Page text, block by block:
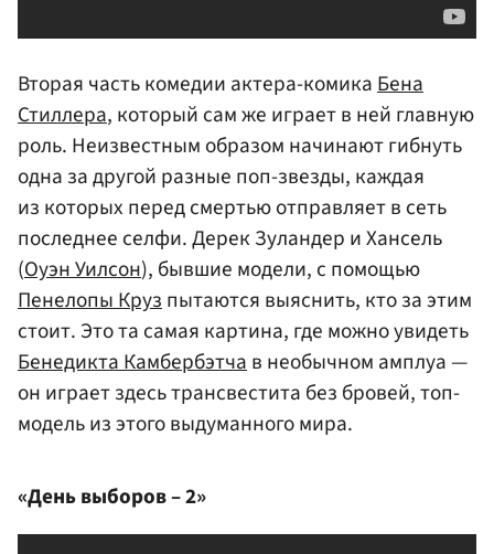
Вторая часть комедии актера-комикаБена
Стиллера, который сам же играет в ней главную
роль. Неизвестным образом начинают гибнуть
одна за другой разные поп-звезды, каждая
из которых перед смертью отправляет в сеть
последнее селфи. Дерек Зуландер и Хансель
(Оуэн Уилсон), бывшие модели, с помощью
Пенелопы Крузпытаются выяснить, кто за этим
стоит. Это та самая картина, где можно увидеть
Бенедикта Камбербэтчав необычном амплуа —
он играет здесь трансвестита без бровей, топ-
модель из этого выдуманного мира.
«День выборов – 2»